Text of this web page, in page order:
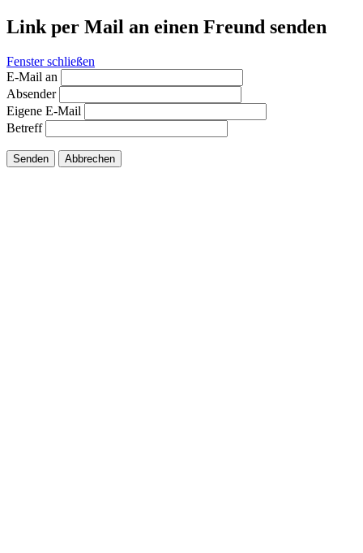
Link per Mail an einen Freund senden
Fenster schließen
E-Mail an
Absender
Eigene E-Mail
Betreff
Senden Abbrechen